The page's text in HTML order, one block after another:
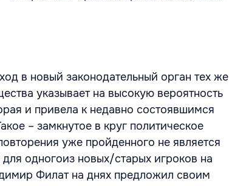
в новый законодательный орган тех же
указывает на высокую вероятность
и привела к недавно состоявшимся
– замкнутое в круг политическое
уже пройденного не является
одногоиз новых/старых игроков на
Филат на днях предложил своим